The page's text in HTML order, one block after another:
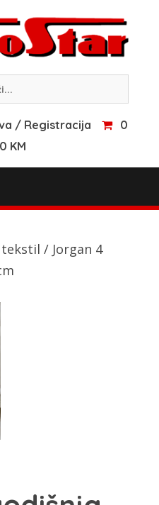
/ Registracija
0
KM
tekstil / Jorgan 4